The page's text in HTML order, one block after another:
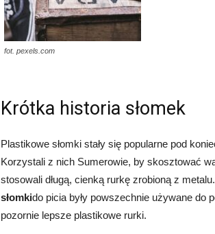
fot. pexels.com
Krótka historia słomek
Plastikowe słomki stały się popularne pod
Korzystali z nich Sumerowie, by skosztować
stosowali długą, cienką rurkę zrobioną z
słomkido picia były powszechnie używane do
pozornie lepsze plastikowe rurki.